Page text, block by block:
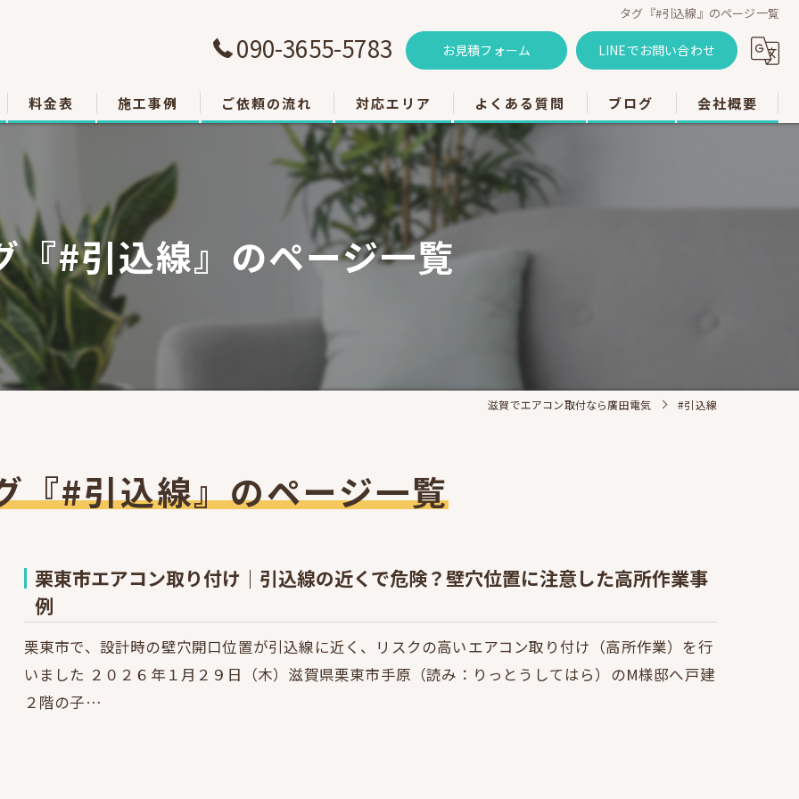
タグ『#引込線』のページ一覧
090-3655-5783 お見積フォーム LINEでお問い合わせ
料金表 施工事例 ご依頼の流れ 対応エリア
大津市のエアコン工事
草津市のエアコン工事
栗東市のエアコン工事
よくある質問 ブログ 会社概要
『#引込線』のページ一覧
滋賀でエアコン取付なら廣田電気 #引込線
『#引込線』のページ一覧
栗東市エアコン取り付け｜引込線の近くで危険？壁穴位置に注意した高所作業事
例
栗東市で、設計時の壁穴開口位置が引込線に近く、リスクの高いエアコン取り付け（高所作業）を行
いました ２０２６年１月２９日（木）滋賀県栗東市手原（読み：りっとうしてはら）のM様邸へ戸建
２階の子…